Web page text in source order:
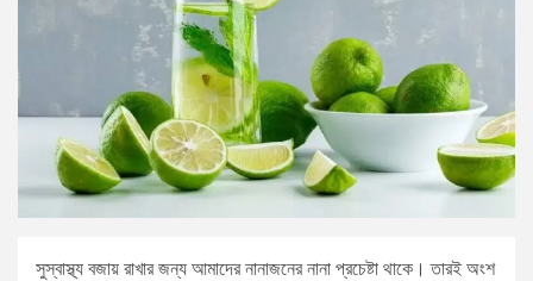
সুস্বাস্থ্য বজায় রাখার জন্য আমাদের নানাজনের নানা প্রচেষ্টা থাকে। তারই অংশ